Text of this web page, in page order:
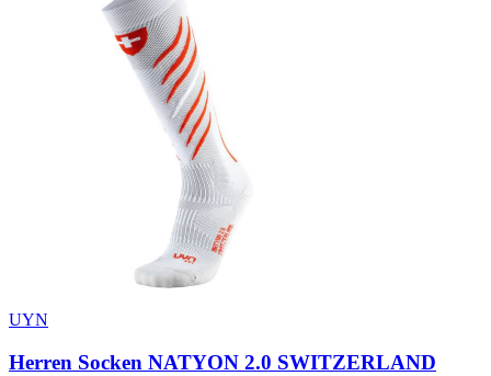
UYN
Herren Socken NATYON 2.0 SWITZERLAND